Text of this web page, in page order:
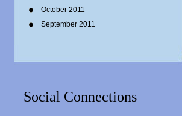
October 2011
September 2011
Social Connections